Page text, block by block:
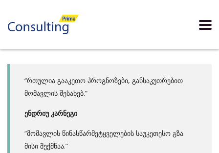
“რთულია გააკეთო პროგნოზები, განსაკუთრებით
მომავლის შესახებ.”
ენდრიუ კარნეგი
“მომავლის წინასწარმეტყველების საუკეთესო გზა
მისი შექმნაა.”